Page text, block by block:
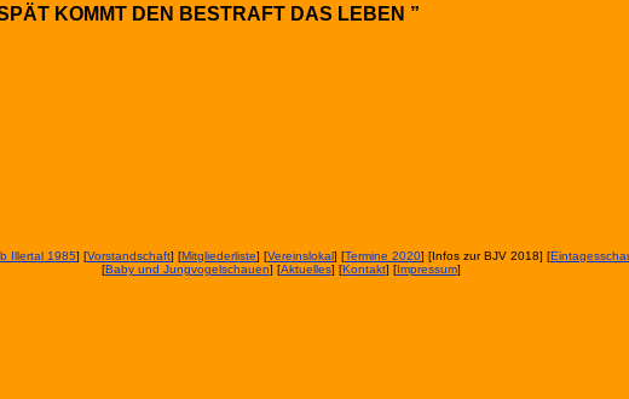
KOMMT DEN BESTRAFT DAS LEBEN ”
Illertal 1985] [Vorstandschaft] [Mitgliederliste] [Vereinslokal] [Termine 2020] [Infos zur BJV 2018] [
[Baby und Jungvogelschauen] [Aktuelles] [Kontakt] [Impressum]